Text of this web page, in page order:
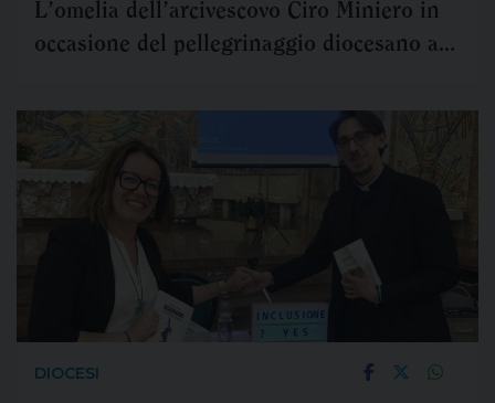
L’omelia dell’arcivescovo Ciro Miniero in
occasione del pellegrinaggio diocesano a
DIOCESI